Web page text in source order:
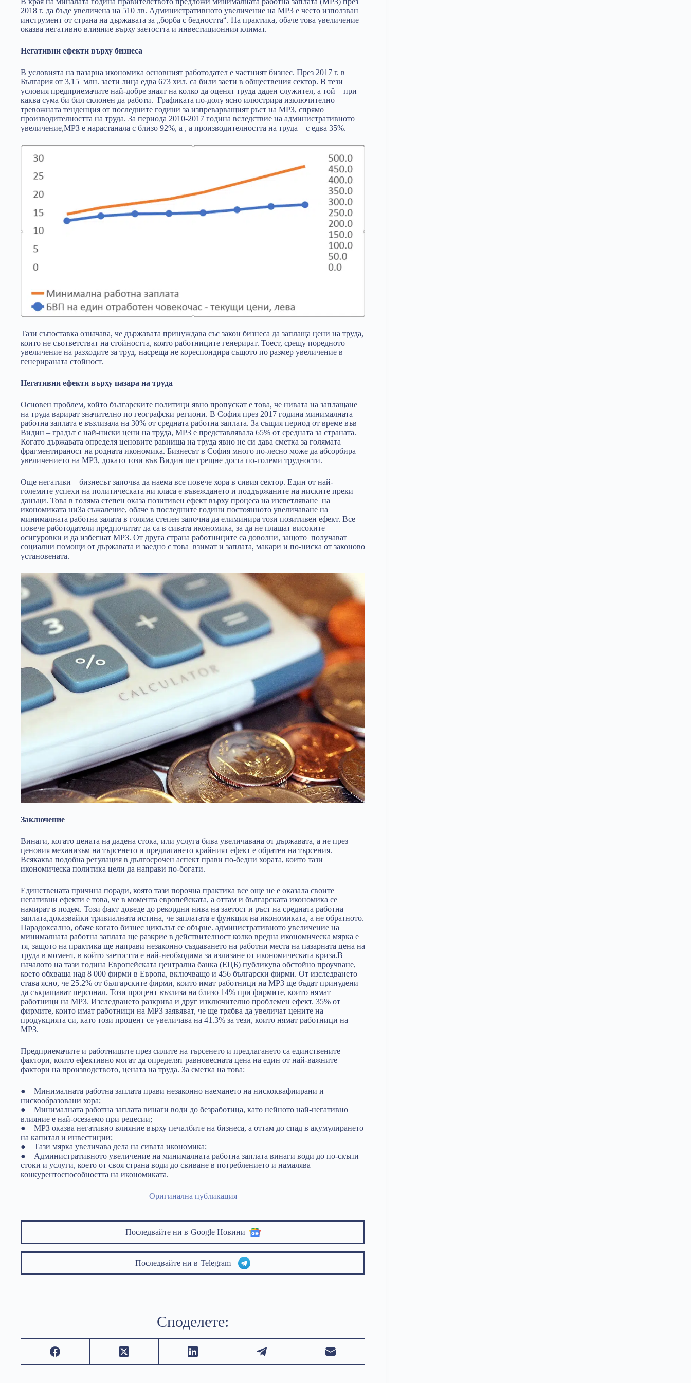
2018 г. да бъде увеличена на 510 лв. Административното увеличение на МРЗ е често използван
инструмент от страна на държавата за „борба с бедността“. На практика, обаче това увеличение
оказва негативно влияние върху заетостта и инвестиционния климат.
Негативни ефекти върху бизнеса
В условията на пазарна икономика основният работодател е частният бизнес. През 2017 г. в
България от 3,15 млн. заети лица едва 673 хил. са били заети в обществения сектор. В тези
условия предприемачите най-добре знаят на колко да оценят труда даден служител, а той – при
каква сума би бил склонен да работи. Графиката по-долу ясно илюстрира изключително
тревожната тенденция от последните години за изпреварващият ръст на МРЗ, спрямо
производителността на труда. За периода 2010-2017 година вследствие на административното
увеличение,МРЗ е нарастанала с близо 92%, а , а производителността на труда – с едва 35%.
Тази съпоставка означава, че държавата принуждава със закон бизнеса да заплаща цени на труда,
които не съответстват на стойността, която работниците генерират. Тоест, срещу поредното
увеличение на разходите за труд, насреща не кореспондира същото по размер увеличение в
генерираната стойност.
Негативни ефекти върху пазара на труда
Основен проблем, който българските политици явно пропускат е това, че нивата на заплащане
на труда варират значително по географски региони. В София през 2017 година минималната
работна заплата е възлизала на 30% от средната работна заплата. За същия период от време във
Видин – градът с най-ниски цени на труда, МРЗ е представлявала 65% от средната за страната.
Когато държавата определя ценовите равнища на труда явно не си дава сметка за голямата
фрагментираност на родната икономика. Бизнесът в София много по-лесно може да абсорбира
увеличението на МРЗ, докато този във Видин ще срещне доста по-големи трудности.
Още негативи – бизнесът започва да наема все повече хора в сивия сектор. Един от най-
големите успехи на политическата ни класа е въвеждането и поддържаните на ниските преки
данъци. Това в голяма степен оказа позитивен ефект върху процеса на изсветляване на
икономиката ниЗа съжаление, обаче в последните години постоянното увеличаване на
минималната работна залата в голяма степен започна да елиминира този позитивен ефект. Все
повече работодатели предпочитат да са в сивата икономика, за да не плащат високите
осигуровки и да избегнат МРЗ. От друга страна работниците са доволни, защото получават
социални помощи от държавата и заедно с това взимат и заплата, макари и по-ниска от законово
установената.
Заключение
Винаги, когато цената на дадена стока, или услуга бива увеличавана от държавата, а не през
ценовия механизъм на търсенето и предлагането крайният ефект е обратен на търсения.
Всякаква подобна регулация в дългосрочен аспект прави по-бедни хората, които тази
икономическа политика цели да направи по-богати.
Единствената причина поради, която тази порочна практика все още не е оказала своите
негативни ефекти е това, че в момента европейската, а оттам и българската икономика се
намират в подем. Този факт доведе до рекордни нива на заетост и ръст на средната работна
заплата,доказвайки тривиалната истина, че заплатата е функция на икономиката, а не обратното.
Парадоксално, обаче когато бизнeс цикълът се обърне. административното увеличение на
минималната работна заплата ще разкрие в действителност колко вредна икономическа мярка е
тя, защото на практика ще направи незаконно създаването на работни места на пазарната цена на
труда в момент, в който заетостта е най-необходима за излизане от икономическата криза.В
началото на тази година Европейската централна банка (ЕЦБ) публикува обстойно проучване,
което обхваща над 8 000 фирми в Европа, включващо и 456 български фирми. От изследването
става ясно, че 25.2% от българските фирми, които имат работници на МРЗ ще бъдат принудени
да съкращават персонал. Този процент възлиза на близо 14% при фирмите, които нямат
работници на МРЗ. Изследването разкрива и друг изключително проблемен ефект. 35% от
фирмите, които имат работници на МРЗ заявяват, че ще трябва да увеличат цените на
продукцията си, като този процент се увеличава на 41.3% за тези, които нямат работници на
МРЗ.
Предприемачите и работниците през силите на търсенето и предлагането са единствените
фактори, които ефективно могат да определят равновесната цена на един от най-важните
фактори на производството, цената на труда. За сметка на това:
● Минималната работна заплата прави незаконно наемането на нискоквафиирани и
нискообразовани хора;
● Минималната работна заплата винаги води до безработица, като нейното най-негативно
влияние е най-осезаемо при рецесии;
● МРЗ оказва негативно влияние върху печалбите на бизнеса, а оттам до спад в акумулирането
на капитал и инвестиции;
● Тази мярка увеличава дела на сивата икономика;
● Административното увеличение на минималната работна заплата винаги води до по-скъпи
стоки и услуги, което от своя страна води до свиване в потреблението и намалява
конкурентоспособността на икономиката.
Oригинална публикация
Последвайте ни в Google Новини
Последвайте ни в Telegram
Споделете: